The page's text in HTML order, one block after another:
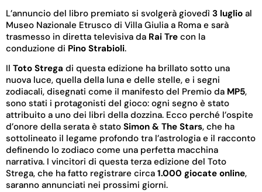
L’annuncio del libro premiato si svolgerà giovedì 3 luglio al
Museo Nazionale Etrusco di Villa Giulia a Roma e sarà
trasmesso in diretta televisiva da Rai Tre con la
conduzione di Pino Strabioli.
Il Toto Strega di questa edizione ha brillato sotto una
nuova luce, quella della luna e delle stelle, e i segni
zodiacali, disegnati come il manifesto del Premio da MP5,
sono stati i protagonisti del gioco: ogni segno è stato
attribuito a uno dei libri della dozzina. Ecco perché l’ospite
d’onore della serata è stato Simon & The Stars, che ha
sottolineato il legame profondo tra l’astrologia e il racconto
definendo lo zodiaco come una perfetta macchina
narrativa. I vincitori di questa terza edizione del Toto
Strega, che ha fatto registrare circa 1.000 giocate online,
saranno annunciati nei prossimi giorni.